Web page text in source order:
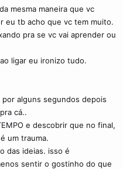
frases, opiniões e
não são fundamentadas e é
for capaz de entender,
forma útil, sua vida.
não faca voltar aquelas
mesma maneira que vc
eu tb acho que vc tem muito.
pra se vc vai aprender ou
ligar eu ironizo tudo.
por alguns segundos depois
cá..
e descobrir que no final,
um trauma.
das ideias. isso é
sentir o gostinho do que